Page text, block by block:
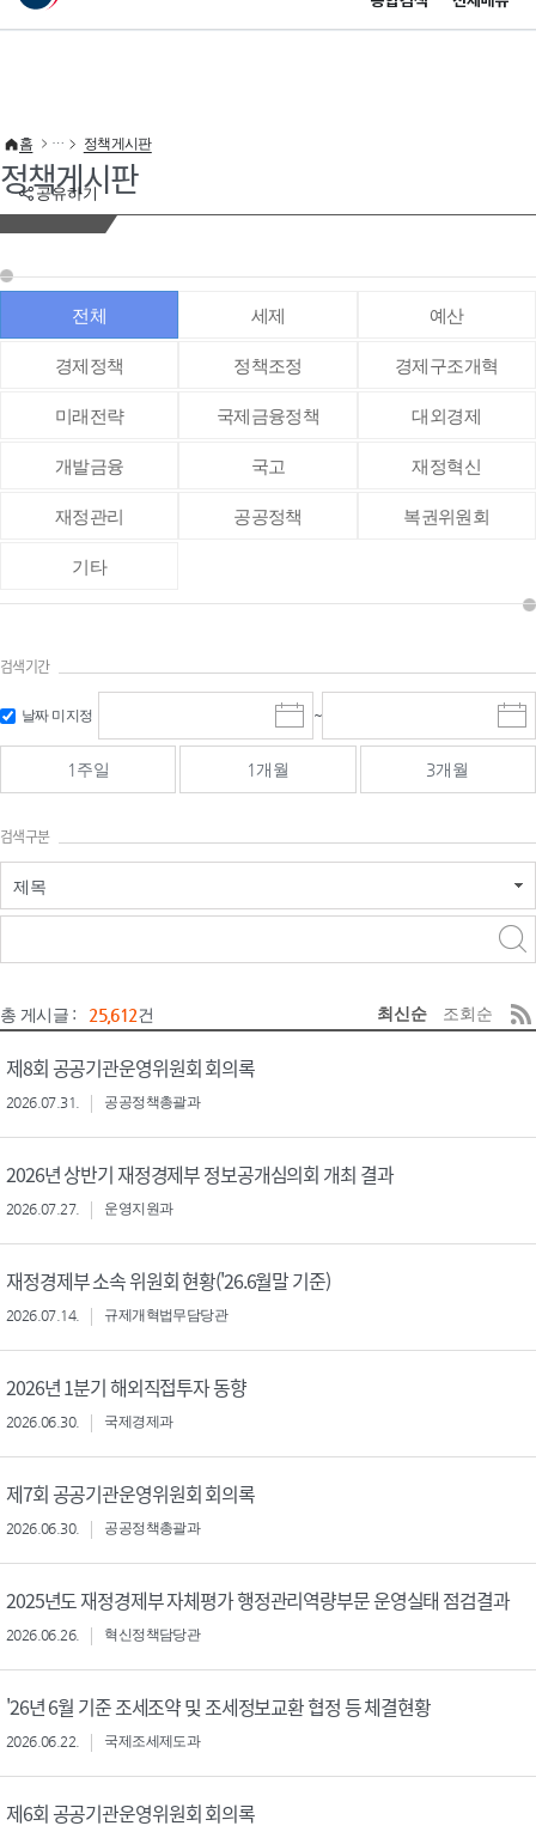
이 누리집은 대한민국 공식 전자정부 누리집입니다.
공유하기
홈 정책게시판
정책게시판
전체 세제 예산
경제정책 정책조정 경제구조개혁
미래전략 국제금융정책 대외경제
개발금융 국고 재정혁신
재정관리 공공정책 복권위원회
기타
검색기간
날짜 미지정
시
작
일
선
~
종
료
선
1주일 1개월 3개월
검색구분
제목
총 게시글 : 25,612건 최신순 조회순
제8회 공공기관운영위원회 회의록
2026.07.31. 공공정책총괄과
2026년 상반기 재정경제부 정보공개심의회 개최 결과
2026.07.27. 운영지원과
재정경제부 소속 위원회 현황('26.6월말 기준)
2026.07.14. 규제개혁법무담당관
2026년 1분기 해외직접투자 동향
2026.06.30. 국제경제과
제7회 공공기관운영위원회 회의록
2026.06.30. 공공정책총괄과
2025년도 재정경제부 자체평가 행정관리역량부문 운영실태 점검결과
2026.06.26. 혁신정책담당관
'26년 6월 기준 조세조약 및 조세정보교환 협정 등 체결현황
2026.06.22. 국제조세제도과
제6회 공공기관운영위원회 회의록